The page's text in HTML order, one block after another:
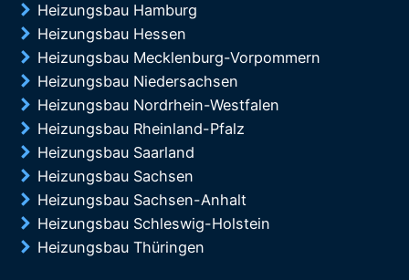
Heizungsbau Hamburg
Heizungsbau Hessen
Heizungsbau Mecklenburg-Vorpommern
Heizungsbau Niedersachsen
Heizungsbau Nordrhein-Westfalen
Heizungsbau Rheinland-Pfalz
Heizungsbau Saarland
Heizungsbau Sachsen
Heizungsbau Sachsen-Anhalt
Heizungsbau Schleswig-Holstein
Heizungsbau Thüringen